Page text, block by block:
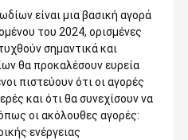
είναι μια βασική αγορά
του 2024, ορισμένες
σημαντικά και
θα προκαλέσουν ευρεία
πιστεύουν ότι οι αγορές
και ότι θα συνεχίσουν να
οι ακόλουθες αγορές:
ενέργειας